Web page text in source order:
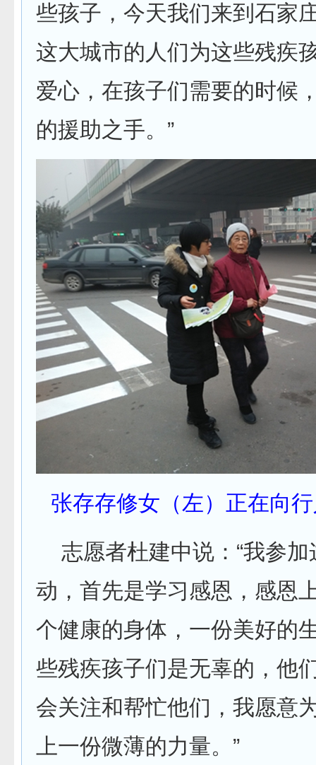
些孩子，今天我们来到石家
这大城市的人们为这些残疾
爱心，在孩子们需要的时候
的援助之手。”
张存存修女（左）正在向
志愿者杜建中说：“我参加
动，首先是学习感恩，感恩
个健康的身体，一份美好的
些残疾孩子们是无辜的，他
会关注和帮忙他们，我愿意
上一份微薄的力量。”